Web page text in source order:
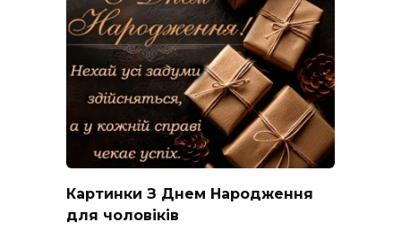
Картинки З Днем Народження
для чоловіків​